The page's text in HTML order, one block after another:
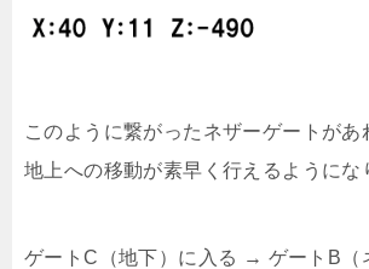
このように繋がったネザーゲートがあ
地上への移動が素早く行えるようにな
ゲートC（地下）に入る → ゲートB（